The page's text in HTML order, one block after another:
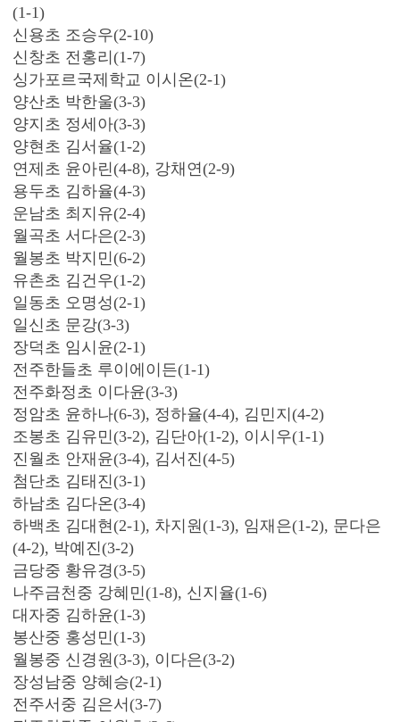
(1-1)
신용초 조승우(2-10)
신창초 전홍리(1-7)
싱가포르국제학교 이시온(2-1)
양산초 박한울(3-3)
양지초 정세아(3-3)
양현초 김서율(1-2)
연제초 윤아린(4-8), 강채연(2-9)
용두초 김하율(4-3)
운남초 최지유(2-4)
월곡초 서다은(2-3)
월봉초 박지민(6-2)
유촌초 김건우(1-2)
일동초 오명성(2-1)
일신초 문강(3-3)
장덕초 임시윤(2-1)
전주한들초 루이에이든(1-1)
전주화정초 이다윤(3-3)
정암초 윤하나(6-3), 정하율(4-4), 김민지(4-2)
조봉초 김유민(3-2), 김단아(1-2), 이시우(1-1)
진월초 안재윤(3-4), 김서진(4-5)
첨단초 김태진(3-1)
하남초 김다온(3-4)
하백초 김대현(2-1), 차지원(1-3), 임재은(1-2), 문다은
(4-2), 박예진(3-2)
금당중 황유경(3-5)
나주금천중 강혜민(1-8), 신지율(1-6)
대자중 김하윤(1-3)
봉산중 홍성민(1-3)
월봉중 신경원(3-3), 이다은(3-2)
장성남중 양혜승(2-1)
전주서중 김은서(3-7)